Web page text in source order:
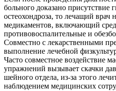
больного доказано присутствие
остеохондроза, то лечащий врач
медикаментов, включающий
противовоспалительные и
Совместно с лекарственными
выполнение лечебной
Часто совместное воздействие
упражнений вызывает скачки
шейного отдела, из-за этого
наблюдением медицинских